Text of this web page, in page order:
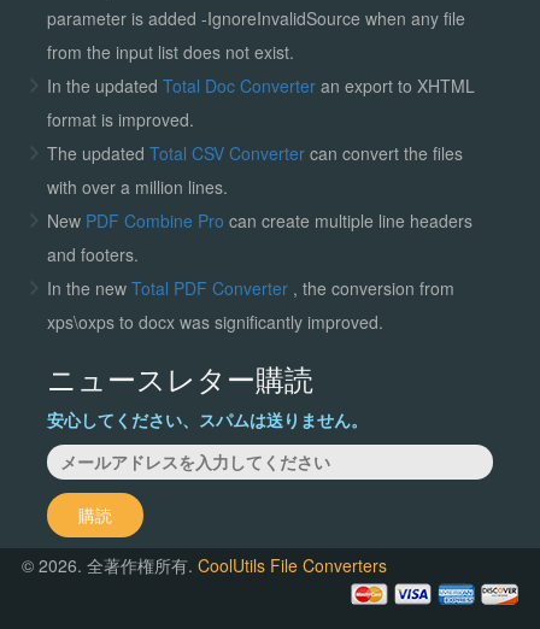
parameter is added -IgnoreInvalidSource when any file
from the input list does not exist.
In the updated Total Doc Converter an export to XHTML
format is improved.
The updated Total CSV Convertercan convert the files
with over a million lines.
New PDF Combine Pro can create multiple line headers
and footers.
In the new Total PDF Converter , the conversion from
xps\oxps to docx was significantly improved.
ニュースレター購読
安心してください、スパムは送りません。
購読
© 2026. 全著作権所有.CoolUtils File Converters